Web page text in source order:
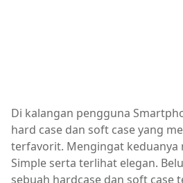
Di kalangan pengguna
hard case dan soft case yang
terfavorit. Mengingat keduanya
Simple serta terlihat elegan.
sebuah hardcase dan soft case